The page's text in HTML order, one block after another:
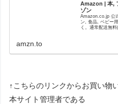
Amazon | 本,
ゾン
Amazon.co.jp 公
ン, 食品, ベビー
く。通常配送無
amzn.to
↑こちらのリンクからお買い物
本サイト管理者である